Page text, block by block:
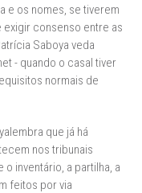
e os nomes, se tiverem
consenso entre as
Saboya veda
- quando o casal tiver
normais de
que já há
nos tribunais
inventário, a partilha, a
feitos por via